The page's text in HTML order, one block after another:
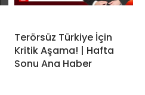
Terörsüz Türkiye İçin
Kritik Aşama! | Hafta
Sonu Ana Haber